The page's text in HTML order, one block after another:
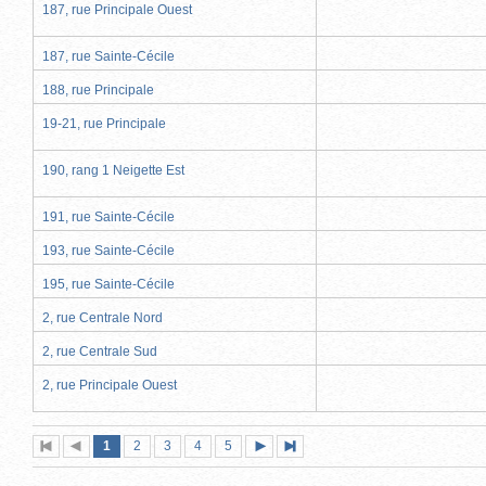
187, rue Principale Ouest
187, rue Sainte-Cécile
188, rue Principale
19-21, rue Principale
190, rang 1 Neigette Est
191, rue Sainte-Cécile
193, rue Sainte-Cécile
195, rue Sainte-Cécile
2, rue Centrale Nord
2, rue Centrale Sud
2, rue Principale Ouest
Première
page
Page
précédente
Page
1 (page
actuelle)
Page
2 Page
3 Page
4 Page
5
suivante
page